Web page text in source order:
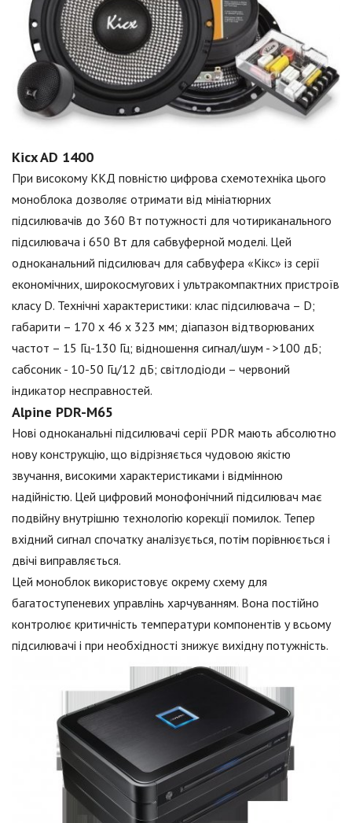
Kicx AD 1400
При високому ККД повністю цифрова схемотехніка цього
моноблока дозволяє отримати від мініатюрних
підсилювачів до 360 Вт потужності для чотириканального
підсилювача і 650 Вт для сабвуферной моделі. Цей
одноканальний підсилювач для сабвуфера «Кікс» із серії
економічних, широкосмугових і ультракомпактних пристроїв
класу D. Технічні характеристики: клас підсилювача – D;
габарити – 170 x 46 x 323 мм; діапазон відтворюваних
частот – 15 Гц-130 Гц; відношення сигнал/шум - >100 дБ;
сабсоник - 10-50 Гц/12 дБ; світлодіоди – червоний
індикатор несправностей.
Alpine PDR-M65
Нові одноканальні підсилювачі серії PDR мають абсолютно
нову конструкцію, що відрізняється чудовою якістю
звучання, високими характеристиками і відмінною
надійністю. Цей цифровий монофонічний підсилювач має
подвійну внутрішню технологію корекції помилок. Тепер
вхідний сигнал спочатку аналізується, потім порівнюється і
двічі виправляється.
Цей моноблок використовує окрему схему для
багатоступеневих управлінь харчуванням. Вона постійно
контролює критичність температури компонентів у всьому
підсилювачі і при необхідності знижує вихідну потужність.